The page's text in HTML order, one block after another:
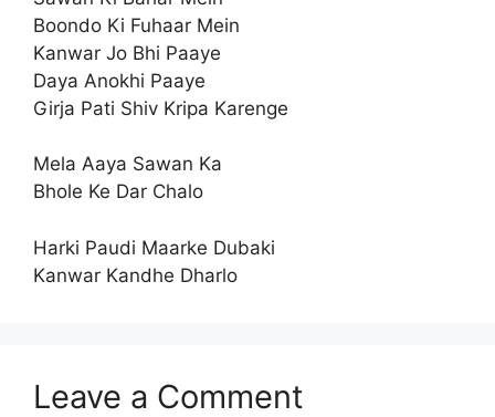
Boondo Ki Fuhaar Mein
Kanwar Jo Bhi Paaye
Daya Anokhi Paaye
Girja Pati Shiv Kripa Karenge
Mela Aaya Sawan Ka
Bhole Ke Dar Chalo
Harki Paudi Maarke Dubaki
Kanwar Kandhe Dharlo
Leave a Comment